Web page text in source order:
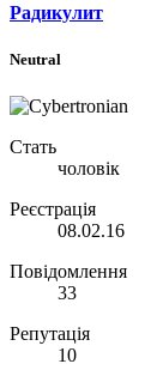
Радикулит
Neutral
Стать
чоловік
Реєстрація
08.02.16
Повідомлення
33
Репутація
10